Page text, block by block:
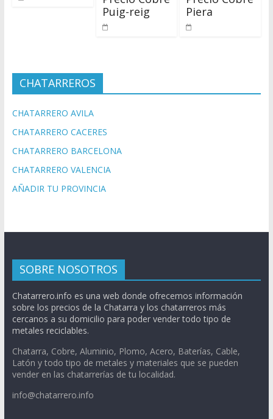
Puig-reig
Piera
CHATARREROS
CHATARRERO AVILA
CHATARRERO CACERES
CHATARRERO BARCELONA
CHATARRERO VALENCIA
AÑADIR TU PROVINCIA
SOBRE NOSOTROS
Chatarrero.info es una web donde ofrecemos información
sobre los precios de la Chatarra y los chatarreros más
cercanos a su domicilio para poder vender todo tipo de
metales reciclables.
Chatarra, Cobre, Aluminio, Plomo, Acero, Baterías, Cable,
Latón y todo tipo de metales y materiales que se pueden
vender en las chatarrerías de tu localidad.
info@chatarrero.info